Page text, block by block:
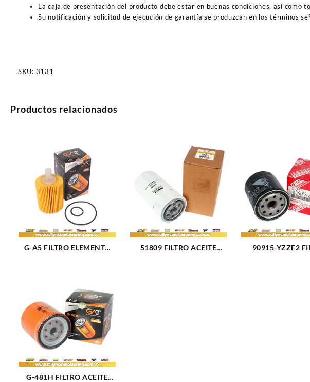
La caja de presentación del producto debe estar en buenas condiciones, así como
Su notificación y solicitud de ejecución de garantía se produzcan en los términos
SKU: 3131
Productos relacionados
G-A5 FILTRO ELEMENTO
51809 FILTRO ACEITE
90915-YZZF2
G-481H FILTRO ACEITE